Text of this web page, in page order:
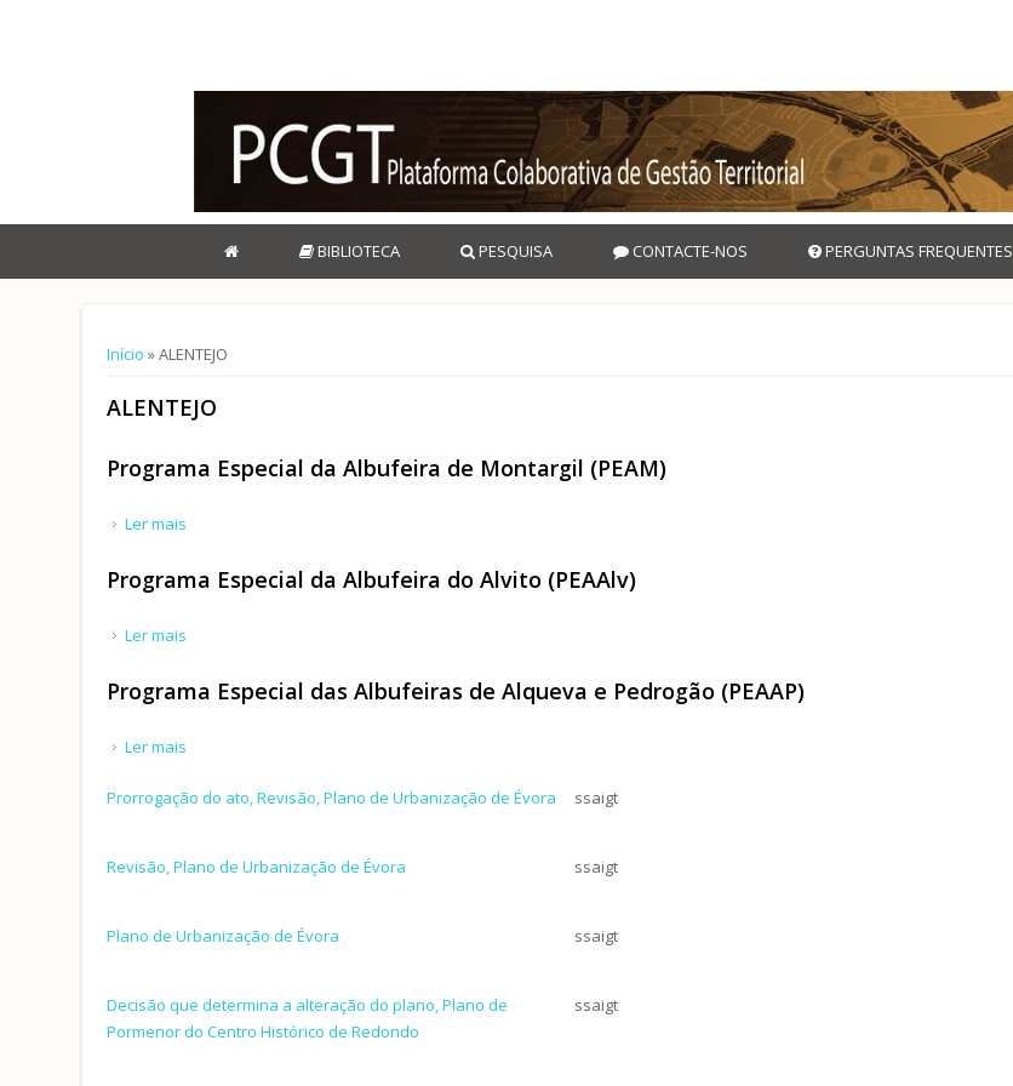
BIBLIOTECA PESQUISA CONTACTE-NOS PERGUNTAS FREQUENTES
Está aqui
Início » ALENTEJO
ALENTEJO
Programa Especial da Albufeira de Montargil (PEAM)
Ler mais
Programa Especial da Albufeira do Alvito (PEAAlv)
Ler mais
Programa Especial das Albufeiras de Alqueva e Pedrogão (PEAAP)
Ler mais
Prorrogação do ato, Revisão, Plano de Urbanização de Évora ssaigt
Revisão, Plano de Urbanização de Évora ssaigt
Plano de Urbanização de Évora ssaigt
Decisão que determina a alteração do plano, Plano de
Pormenor do Centro Histórico de Redondo
ssaigt